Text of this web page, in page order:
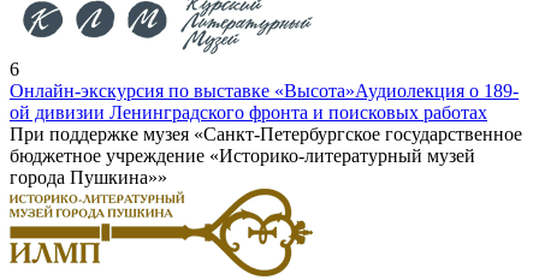
6
Онлайн-экскурсия по выставке «Высота»Аудиолекция о 189-
ой дивизии Ленинградского фронта и поисковых работах
При поддержке музея «Санкт-Петербургское государственное
бюджетное учреждение «Историко-литературный музей
города Пушкина»»